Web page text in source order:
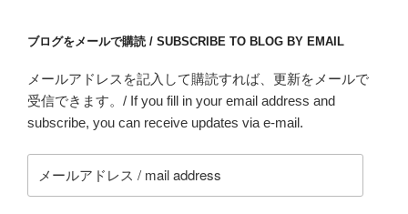
ブログをメールで購読 / SUBSCRIBE TO BLOG BY EMAIL
メールアドレスを記入して購読すれば、更新をメールで
受信できます。/ If you fill in your email address and
subscribe, you can receive updates via e-mail.
ー